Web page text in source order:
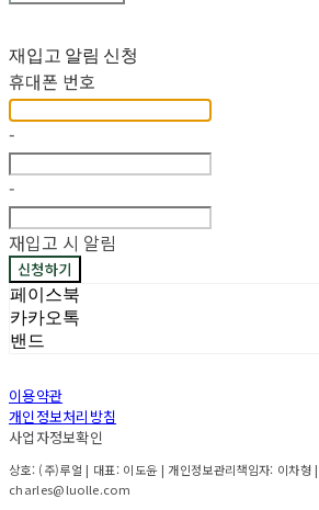
재입고 알림 신청
휴대폰 번호
-
-
재입고 시 알림
신청하기
페이스북
카카오톡
밴드
이용약관
개인정보처리방침
사업자정보확인
상호: (주)루얼 | 대표: 이도윤 | 개인정보관리책임자: 이차
charles@luolle.com